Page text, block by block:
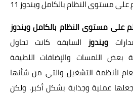
مستوى النظام بالكامل ويندوز 11
على مستوى النظام بالكامل ويندوز
ويندوز السابقة كانت تحاول
بعض اللمسات والإضافات اللطيفة
لأنظمة التشغيل والتي من شأنها
عملية وجذابة بشكل أكبر. ولكن